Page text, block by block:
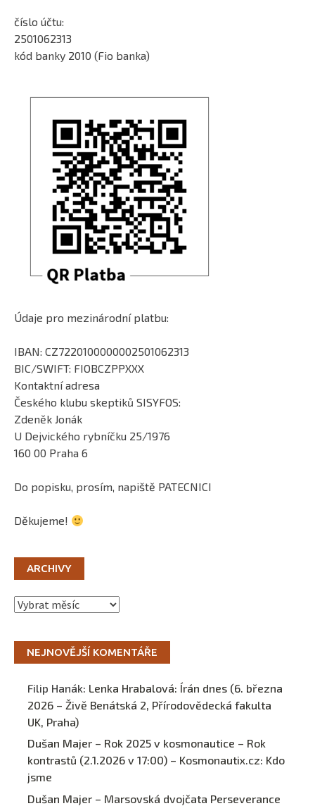
číslo účtu:
2501062313
kód banky 2010 (Fio banka)
Údaje pro mezinárodní platbu:
IBAN: CZ7220100000002501062313
BIC/SWIFT: FIOBCZPPXXX
Kontaktní adresa
Českého klubu skeptiků SISYFOS:
Zdeněk Jonák
U Dejvického rybníčku 25/1976
160 00 Praha 6
Do popisku, prosím, napiště PATECNICI
Děkujeme!
ARCHIVY
Archivy
NEJNOVĚJŠÍ KOMENTÁŘE
Filip Hanák: Lenka Hrabalová: Írán dnes (6. března
2026 – Živě Benátská 2, Přírodovědecká fakulta
UK, Praha)
Dušan Majer – Rok 2025 v kosmonautice – Rok
kontrastů (2.1.2026 v 17:00) – Kosmonautix.cz: Kdo
jsme
Dušan Majer – Marsovská dvojčata Perseverance